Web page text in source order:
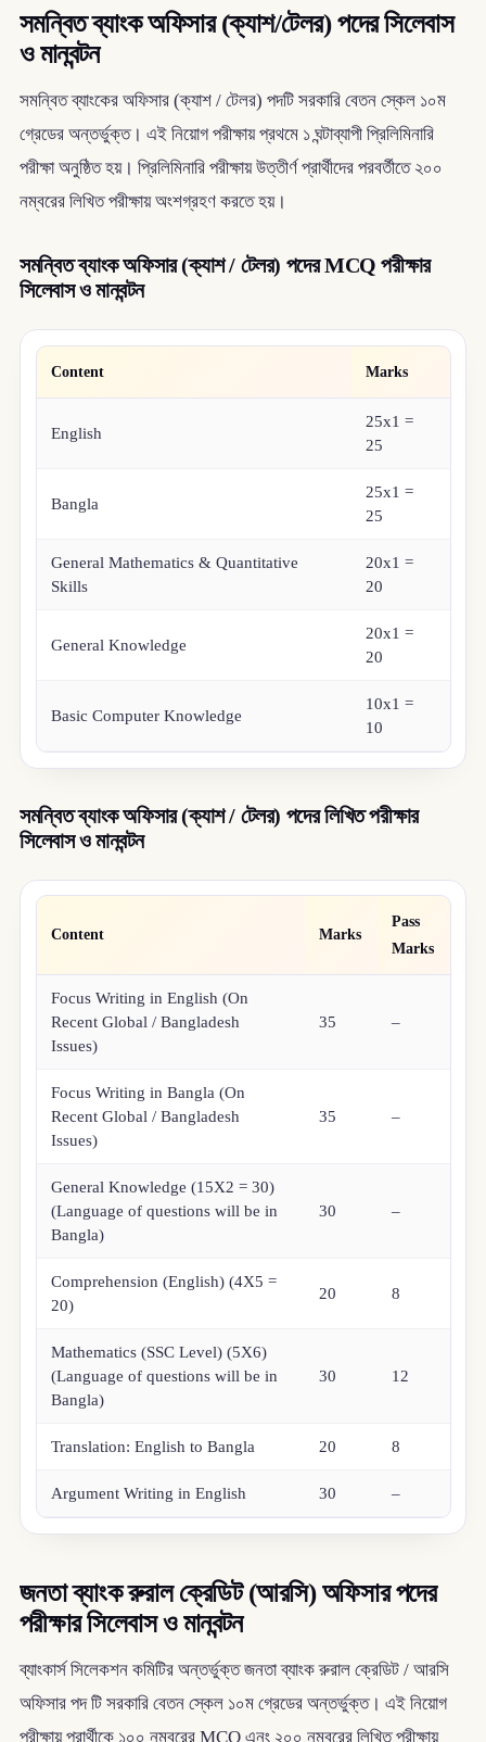
সমন্বিত ব্যাংক অফিসার (ক্যাশ/টেলর) পদের সিলেবাস
ও মানবন্টন
সমন্বিত ব্যাংকের অফিসার (ক্যাশ / টেলর) পদটি সরকারি বেতন স্কেল ১০ম
গ্রেডের অন্তর্ভুক্ত। এই নিয়োগ পরীক্ষায় প্রথমে ১ ঘন্টাব্যাপী প্রিলিমিনারি
পরীক্ষা অনুষ্ঠিত হয়। প্রিলিমিনারি পরীক্ষায় উত্তীর্ণ প্রার্থীদের পরবর্তীতে ২০০
নম্বরের লিখিত পরীক্ষায় অংশগ্রহণ করতে হয়।
সমন্বিত ব্যাংক অফিসার (ক্যাশ / টেলর) পদের MCQ পরীক্ষার
সিলেবাস ও মানবন্টন
Content Marks
English
25x1 =
25
Bangla
25x1 =
25
General Mathematics & Quantitative
Skills
20x1 =
20
General Knowledge
20x1 =
20
Basic Computer Knowledge
10x1 =
10
সমন্বিত ব্যাংক অফিসার (ক্যাশ / টেলর) পদের লিখিত পরীক্ষার
সিলেবাস ও মানবন্টন
Content Marks
Pass
Marks
Focus Writing in English (On
Recent Global / Bangladesh
Issues)
35 –
Focus Writing in Bangla (On
Recent Global / Bangladesh
Issues)
35 –
General Knowledge (15X2 = 30)
(Language of questions will be in
Bangla)
30 –
Comprehension (English) (4X5 =
20)
20 8
Mathematics (SSC Level) (5X6)
(Language of questions will be in
Bangla)
30 12
Translation: English to Bangla 20 8
Argument Writing in English 30 –
জনতা ব্যাংক রুরাল ক্রেডিট (আরসি) অফিসার পদের
পরীক্ষার সিলেবাস ও মানবন্টন
ব্যাংকার্স সিলেকশন কমিটির অন্তর্ভুক্ত জনতা ব্যাংক রুরাল ক্রেডিট / আরসি
অফিসার পদ টি সরকারি বেতন স্কেল ১০ম গ্রেডের অন্তর্ভুক্ত। এই নিয়োগ
পরীক্ষায় প্রার্থীকে ১০০ নম্বরের MCQ এনং ২০০ নম্বরের লিখিত পরীক্ষায়